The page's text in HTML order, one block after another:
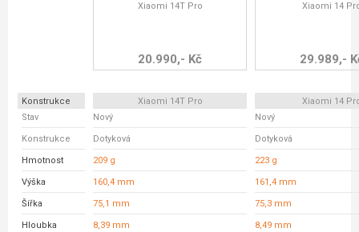
Xiaomi 14T Pro
20.990,- Kč
Xiaomi 14
29.989,-
Konstrukce Xiaomi 14T Pro
Xiaomi 14
Stav
Nový Nový
Konstrukce Dotyková Dotyková
Hmotnost 209 g 223 g
Výška 160,4 mm 161,4 mm
Šířka 75,1 mm 75,3 mm
Hloubka 8,39 mm 8,49 mm